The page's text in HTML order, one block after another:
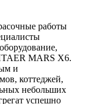
работы
MARS X6.
и
коттеджей,
небольших
успешно